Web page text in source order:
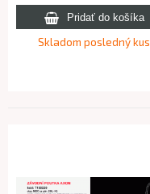
Skladom posledný kus